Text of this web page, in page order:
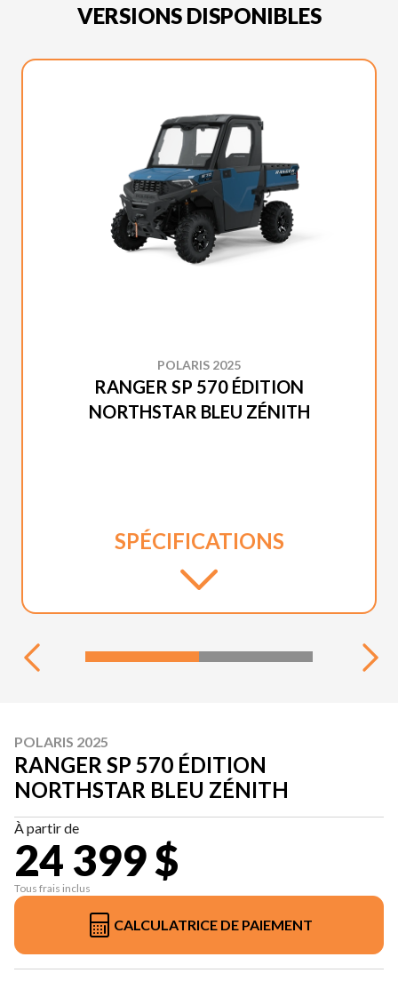
VERSIONS DISPONIBLES
POLARIS 2025
RANGER SP 570 ÉDITION
NORTHSTAR BLEU ZÉNITH
SPÉCIFICATIONS
POLARIS 2025
RANGER SP 570 ÉDITION
NORTHSTAR BLEU ZÉNITH
À partir de
24 399 $
Tous frais inclus
CALCULATRICE DE PAIEMENT